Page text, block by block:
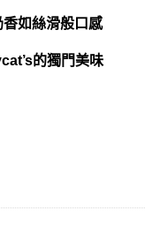
如絲滑般口感
的獨門美味